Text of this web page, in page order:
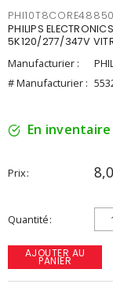
PHILIPS
5K120/277/347V
Manufacturier :
# Manufacturier :
En inventaire
Prix
Quantité
AJOUTER AU
PANIER